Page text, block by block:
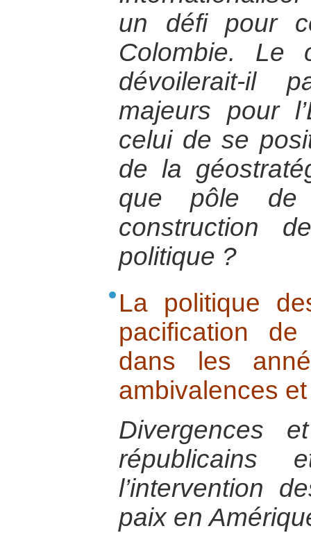
un défi pour
Colombie. Le
dévoilerait-il
majeurs pour
celui de se
de la
que pôle de
construction
politique ?
La politique
pacification de
dans les
ambivalences
Divergences
républicains
l’intervention
paix en